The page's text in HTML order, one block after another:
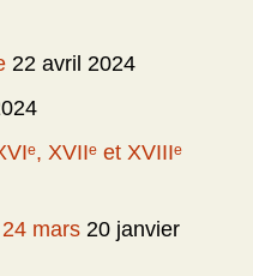
22 avril 2024
XVIIᵉ et XVIIIᵉ
mars 20 janvier